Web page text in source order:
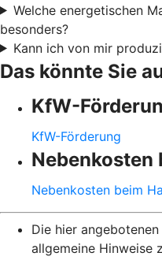
Welche energetischen
besonders?
Kann ich von mir
Das könnte Sie
KfW-
KfW-Förderung
Nebenkosten
Nebenkosten beim
Die hier
allgemeine Hinweise